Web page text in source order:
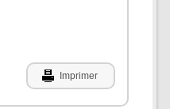
Imprimer